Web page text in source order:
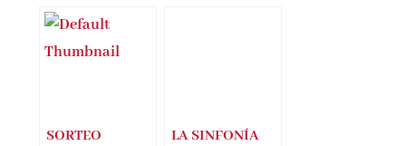
SORTEO
LA SINFONÍA